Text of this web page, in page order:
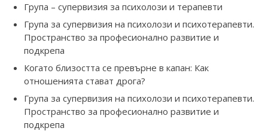
Група – супервизия за психолози и терапевти
Група за супервизия на психолози и психотерапевти.
Пространство за професионално развитие и
подкрепа
Когато близостта се превърне в капан: Как
отношенията стават дрога?
Група за супервизия на психолози и психотерапевти.
Пространство за професионално развитие и
подкрепа